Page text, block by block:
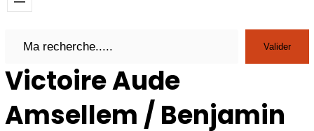
Search Valider
Victoire Aude
Amsellem / Benjamin